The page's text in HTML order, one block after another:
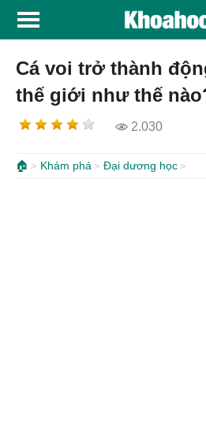
Cá voi trở thành
thế giới như thế
2.030
🏠 Khám phá Đại dương học